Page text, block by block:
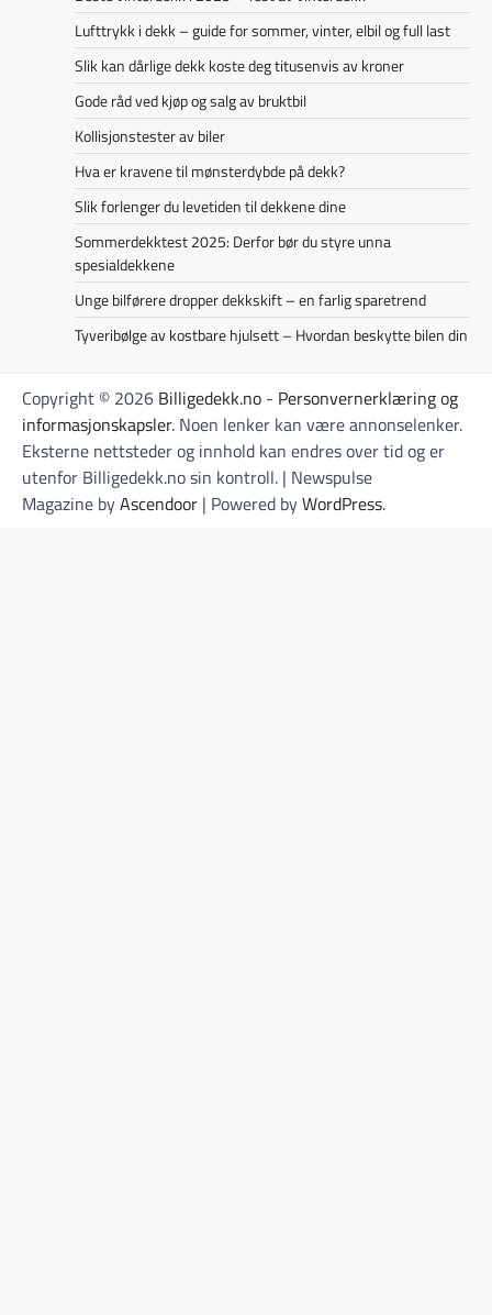
Lufttrykk i dekk – guide for sommer, vinter, elbil og full last
Slik kan dårlige dekk koste deg titusenvis av kroner
Gode råd ved kjøp og salg av bruktbil
Kollisjonstester av biler
Hva er kravene til mønsterdybde på dekk?
Slik forlenger du levetiden til dekkene dine
Sommerdekktest 2025: Derfor bør du styre unna
spesialdekkene
Unge bilførere dropper dekkskift – en farlig sparetrend
Tyveribølge av kostbare hjulsett – Hvordan beskytte bilen din
Copyright © 2026 Billigedekk.no - Personvernerklæring og
informasjonskapsler. Noen lenker kan være annonselenker.
Eksterne nettsteder og innhold kan endres over tid og er
utenfor Billigedekk.no sin kontroll. | Newspulse
Magazine byAscendoor | Powered byWordPress.